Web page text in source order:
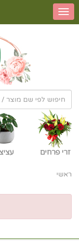
זרי פרחים
ראשי